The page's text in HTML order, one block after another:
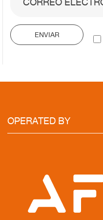
ENVIAR
OPERATED BY